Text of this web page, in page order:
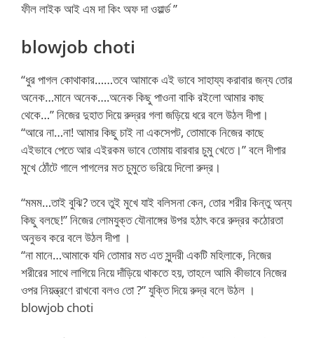
ফীল লাইক আই এম দা কিং অফ দা ওয়ার্ল্ড ”
blowjob choti
“ধুর পাগল কোথাকার……তবে আমাকে এই ভাবে সাহায্য করাবার জন্য তোর
অনেক…মানে অনেক….অনেক কিছু পাওনা বাকি রইলো আমার কাছ
থেকে…” নিজের দুহাত দিয়ে রুদ্রর গলা জড়িয়ে ধরে বলে উঠল দীপা।
“আরে না…না! আমার কিছু চাই না একসেপট, তোমাকে নিজের কাছে
এইভাবে পেতে আর এইরকম ভাবে তোমায় বারবার চুমু খেতে।” বলে দীপার
মুখে ঠোঁটে গালে পাগলের মত চুমুতে ভরিয়ে দিলো রুদ্র।
“মমম…তাই বুঝি? তবে তুই মুখে যাই বলিসনা কেন, তোর শরীর কিন্তু অন্য
কিছু বলছে!” নিজের লোমযুক্ত যৌনাঙ্গের উপর হঠাৎ করে রুদ্রর কঠোরতা
অনুভব করে বলে উঠল দীপা ।
“না মানে…আমাকে যদি তোমার মত এত সুন্দরী একটি মহিলাকে, নিজের
শরীরের সাথে লাগিয়ে নিয়ে দাঁড়িয়ে থাকতে হয়, তাহলে আমি কীভাবে নিজের
ওপর নিয়ন্ত্রণে রাখবো বলও তো ?” যুক্তি দিয়ে রুদ্র বলে উঠল ।
blowjob choti